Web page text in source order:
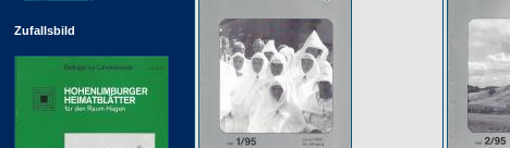
Zufallsbild